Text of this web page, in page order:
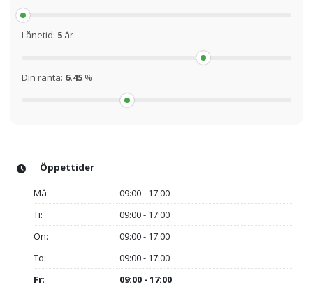
Lånetid: 5 år
Din ränta: 6.45 %
Öppettider
Må:
09:00 - 17:00
Ti:
09:00 - 17:00
On:
09:00 - 17:00
To:
09:00 - 17:00
Fr:
09:00 - 17:00